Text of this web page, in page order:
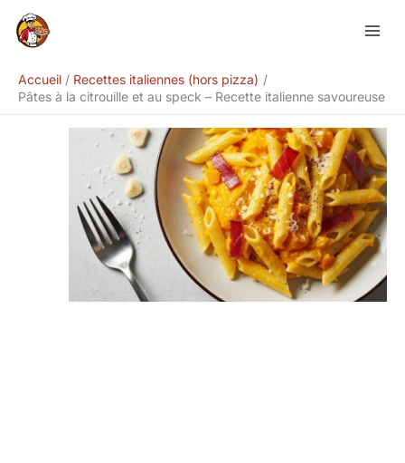
Accueil
Recettes italiennes (hors pizza)
Pâtes à la citrouille et au speck – Recette italienne savoureuse
Rechercher